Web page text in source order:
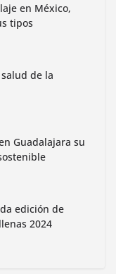
para
Urbano 2026 y
promover
y jardines
en México,
tipos
de la
Guadalajara su
edición de
2024